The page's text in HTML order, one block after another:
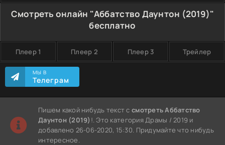
Смотреть онлайн "Аббатство Даунтон (2019)"
бесплатно
Плеер 1 Плеер 2 Плеер 3 Трейлер
МЫ В
Телеграм
Пишем какой нибудь текст ссмотреть Аббатство
Даунтон (2019) !. Это категория Драмы / 2019 и
добавлено 26-06-2020, 15:30. Придумайте что нибудь
интересное.